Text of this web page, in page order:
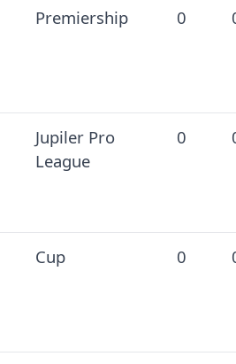
Premiership 0
Jupiler Pro
League
0
Cup 0